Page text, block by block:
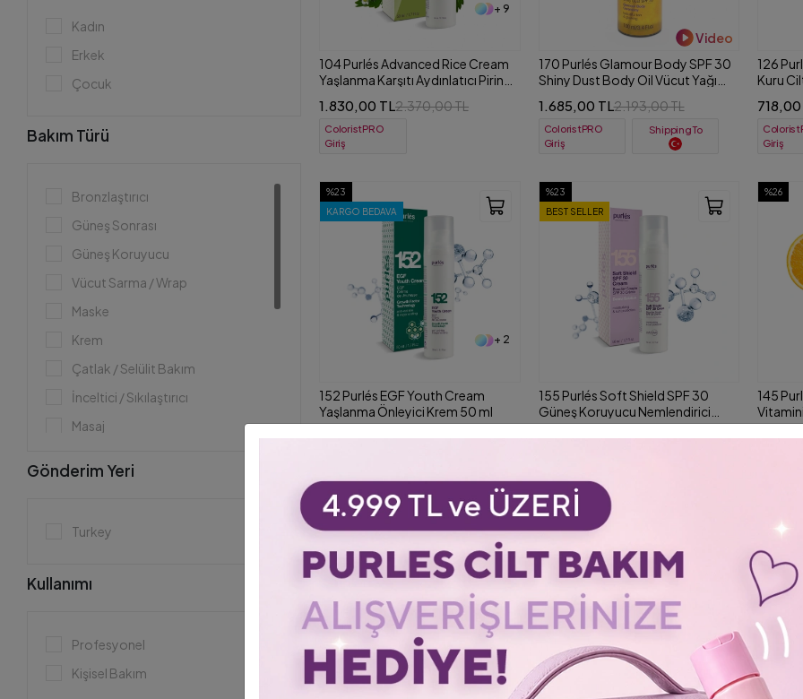
Kadın
Erkek
Çocuk
Bakım Türü
Bronzlaştırıcı
Güneş Sonrası
Güneş Koruyucu
Vücut Sarma / Wrap
Maske
Krem
Çatlak / Selülit Bakım
İnceltici / Sıkılaştırıcı
Masaj
Gece Kremi
Vücut Kremi / Yağı / Serum
Gönderim Yeri
Turkey
Kullanımı
Profesyonel
Kişisel Bakım
+ 9
104 Purlés Advanced Rice Cream
Yaşlanma Karşıtı Aydınlatıcı Pirinç
1.830,00 TL2.370,00 TL
ColoristPRO
Giriş
Video
170 Purlés Glamour Body SPF 30
Shiny Dust Body Oil Vücut Yağı
1.685,00 TL2.193,00 TL
ColoristPRO
Giriş
Shipping To
126
Kuru
Giriş
%23
KARGO BEDAVA
+ 2
152 Purlés EGF Youth Cream
Yaşlanma Önleyici Krem 50 ml
3.708,00 TL4.811,00 TL
%23
BEST SELLER
155 Purlés Soft Shield SPF 30
Güneş Koruyucu Nemlendirici
Krem 50 ml
1.529,00 TL1.977,00 TL
%26
145
ml
+ 6
%23